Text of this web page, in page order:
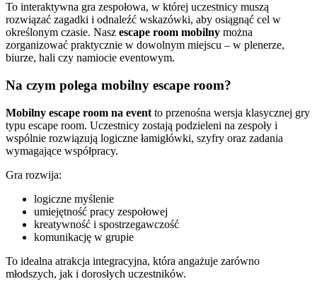
To interaktywna gra zespołowa, w której uczestnicy muszą
rozwiązać zagadki i odnaleźć wskazówki, aby osiągnąć cel w
określonym czasie. Nasz escape room mobilny można
zorganizować praktycznie w dowolnym miejscu – w plenerze,
biurze, hali czy namiocie eventowym.
Na czym polega mobilny escape room?
Mobilny escape room na event to przenośna wersja klasycznej gry
typu escape room. Uczestnicy zostają podzieleni na zespoły i
wspólnie rozwiązują logiczne łamigłówki, szyfry oraz zadania
wymagające współpracy.
Gra rozwija:
logiczne myślenie
umiejętność pracy zespołowej
kreatywność i spostrzegawczość
komunikację w grupie
To idealna atrakcja integracyjna, która angażuje zarówno
młodszych, jak i dorosłych uczestników.